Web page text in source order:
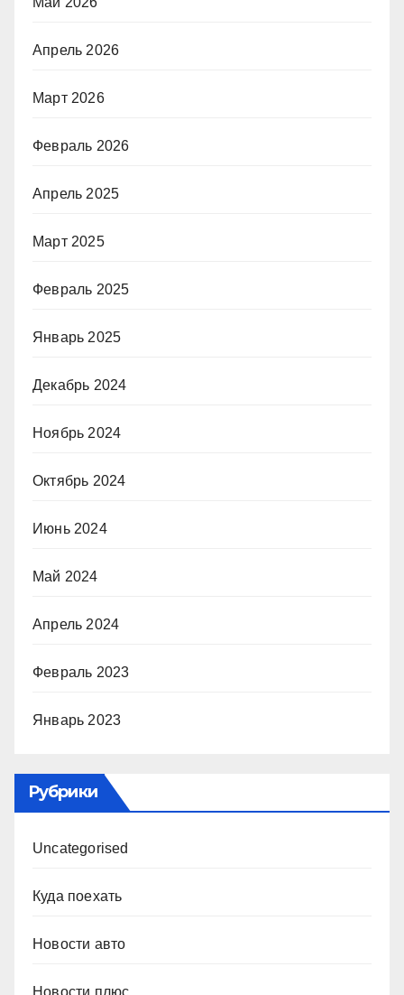
Апрель 2026
Март 2026
Февраль 2026
Апрель 2025
Март 2025
Февраль 2025
Январь 2025
Декабрь 2024
Ноябрь 2024
Октябрь 2024
Июнь 2024
Май 2024
Апрель 2024
Февраль 2023
Январь 2023
Рубрики
Uncategorised
Куда поехать
Новости авто
Новости плюс